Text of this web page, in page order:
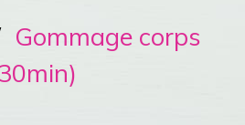
Gommage corps